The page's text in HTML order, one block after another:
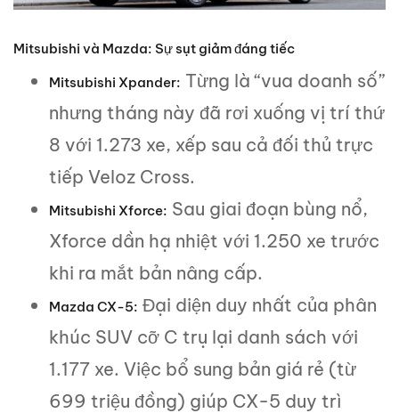
Mitsubishi và Mazda: Sự sụt giảm đáng tiếc
Mitsubishi Xpander: Từng là “vua doanh số”
nhưng tháng này đã rơi xuống vị trí thứ
8 với 1.273 xe, xếp sau cả đối thủ trực
tiếp Veloz Cross.
Mitsubishi Xforce: Sau giai đoạn bùng nổ,
Xforce dần hạ nhiệt với 1.250 xe trước
khi ra mắt bản nâng cấp.
Mazda CX-5: Đại diện duy nhất của phân
khúc SUV cỡ C trụ lại danh sách với
1.177 xe. Việc bổ sung bản giá rẻ (từ
699 triệu đồng) giúp CX-5 duy trì